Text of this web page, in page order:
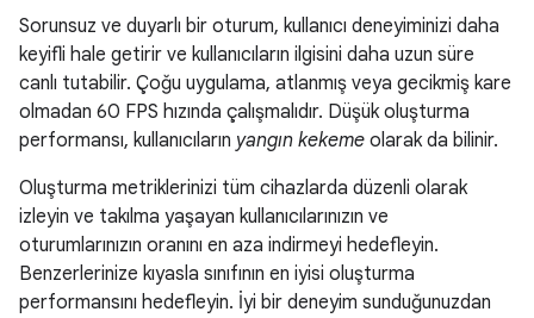
Sorunsuz ve duyarlı bir oturum, kullanıcı deneyiminizi daha
keyifli hale getirir ve kullanıcıların ilgisini daha uzun süre
canlı tutabilir. Çoğu uygulama, atlanmış veya gecikmiş kare
olmadan 60 FPS hızında çalışmalıdır. Düşük oluşturma
performansı, kullanıcıların yangın kekeme olarak da bilinir.
Oluşturma metriklerinizi tüm cihazlarda düzenli olarak
izleyin ve takılma yaşayan kullanıcılarınızın ve
oturumlarınızın oranını en aza indirmeyi hedefleyin.
Benzerlerinize kıyasla sınıfının en iyisi oluşturma
performansını hedefleyin. İyi bir deneyim sunduğunuzdan